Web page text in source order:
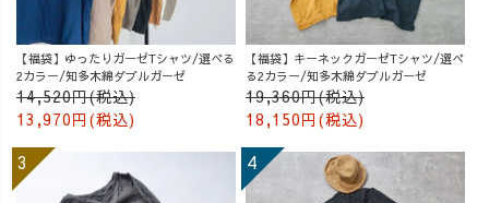
【福袋】ゆったりガーゼTシャツ/選べる
2カラー/知多木綿ダブルガーゼ
14,520円(税込)
13,970円(税込)
【福袋】キーネックガーゼTシャツ/選べ
る2カラー/知多木綿ダブルガーゼ
19,360円(税込)
18,150円(税込)